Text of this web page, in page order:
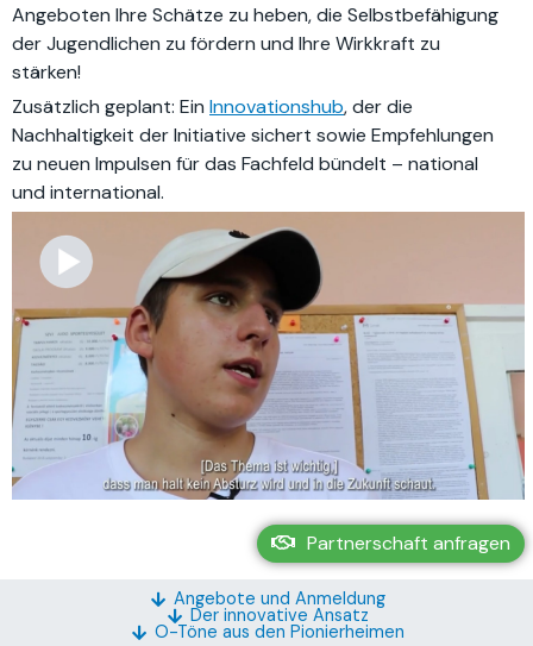
Angeboten Ihre Schätze zu heben, die Selbstbefähigung
der Jugendlichen zu fördern und Ihre Wirkkraft zu
stärken!
Zusätzlich geplant: Ein Innovationshub, der die
Nachhaltigkeit der Initiative sichert sowie Empfehlungen
zu neuen Impulsen für das Fachfeld bündelt – national
und international.
Partnerschaft anfragen
Angebote und Anmeldung
Der innovative Ansatz
O-Töne aus den Pionierheimen